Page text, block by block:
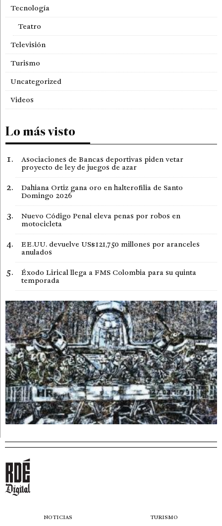
Tecnología
Teatro
Televisión
Turismo
Uncategorized
Videos
Lo más visto
Asociaciones de Bancas deportivas piden vetar
proyecto de ley de juegos de azar
Dahiana Ortiz gana oro en halterofilia de Santo
Domingo 2026
Nuevo Código Penal eleva penas por robos en
motocicleta
EE.UU. devuelve US$121,750 millones por aranceles
anulados
Éxodo Lirical llega a FMS Colombia para su quinta
temporada
NOTICIAS
TURISMO